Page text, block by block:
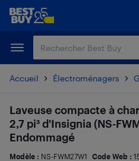
Passer
principal
Passer
Accueil Électroménagers
Laveuse compacte à
2,7 pi³ d'Insignia (NS-
Endommagé
Modèle : NS-FWM27W1 Code Web :